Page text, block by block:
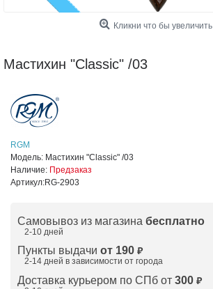
Кликни что бы увеличить
Мастихин "Classic" /03
RGM
Модель: Мастихин "Classic" /03
Наличие: Предзаказ
Артикул:RG-2903
Самовывоз из магазина бесплатно
2-10 дней
Пункты выдачи от 190 ₽
2-14 дней в зависимости от города
Доставка курьером по СПб от 300 ₽